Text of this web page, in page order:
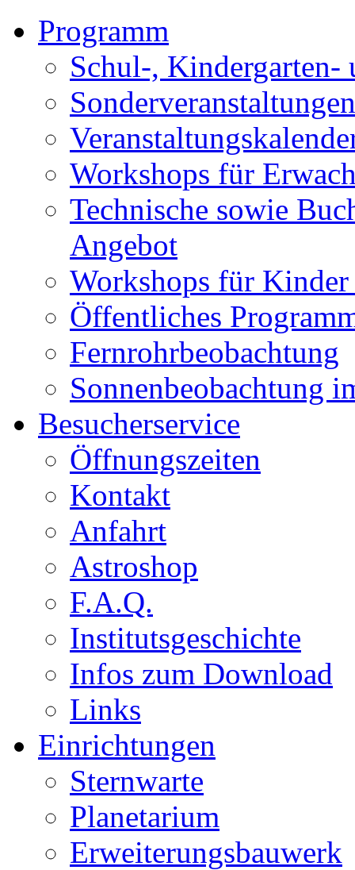
Programm
Schul-, Kindergarten-
Sonderveranstaltungen
Workshops für
Technische sowie
Angebot
Workshops für
Öffentliches
Fernrohrbeobachtung
Sonnenbeobachtung
Besucherservice
Öffnungszeiten
Kontakt
Anfahrt
Astroshop
F.A.Q.
Institutsgeschichte
Infos zum Download
Links
Einrichtungen
Sternwarte
Planetarium
Erweiterungsbauwerk